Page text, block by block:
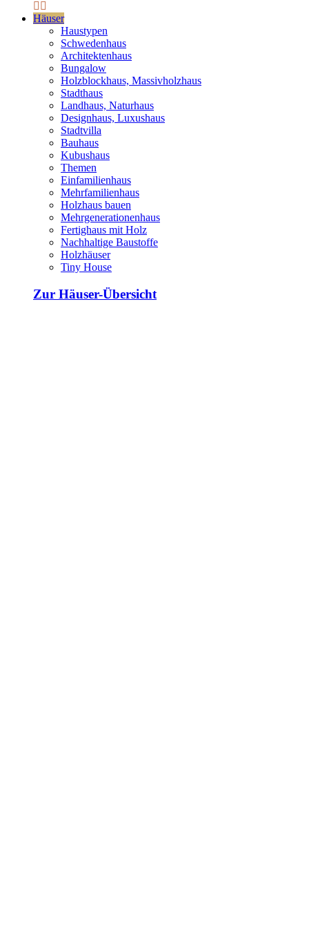
Häuser
Haustypen
Schwedenhaus
Architektenhaus
Bungalow
Holzblockhaus, Massivholzhaus
Stadthaus
Landhaus, Naturhaus
Designhaus, Luxushaus
Stadtvilla
Bauhaus
Kubushaus
Themen
Einfamilienhaus
Mehrfamilienhaus
Holzhaus bauen
Mehrgenerationenhaus
Fertighaus mit Holz
Nachhaltige Baustoffe
Holzhäuser
Tiny House
Zur Häuser-Übersicht